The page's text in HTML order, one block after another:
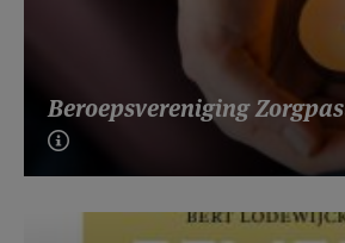
Beroepsvereniging